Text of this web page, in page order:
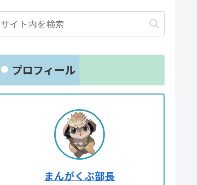
プロフィール
まんがくぶ部長